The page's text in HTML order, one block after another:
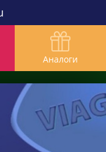
Аналоги